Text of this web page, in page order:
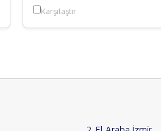
Karşılaştır